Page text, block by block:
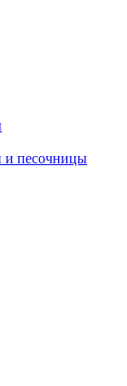
и песочницы